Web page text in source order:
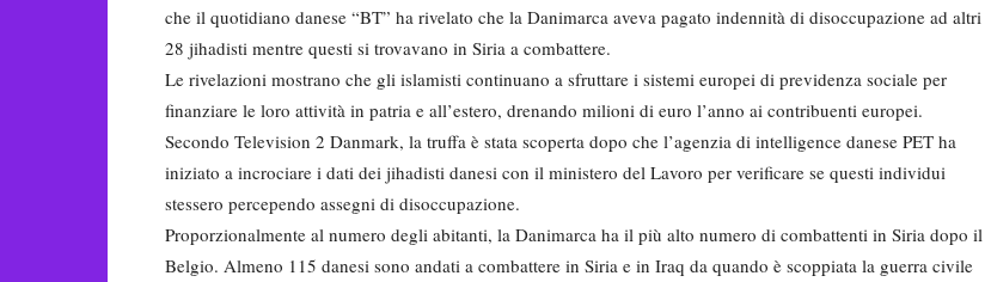
che il quotidiano danese “BT” ha rivelato che la Danimarca aveva pagato indennità di disoccupazione ad altri
28 jihadisti mentre questi si trovavano in Siria a combattere.
Le rivelazioni mostrano che gli islamisti continuano a sfruttare i sistemi europei di previdenza sociale per
finanziare le loro attività in patria e all’estero, drenando milioni di euro l’anno ai contribuenti europei.
Secondo Television 2 Danmark, la truffa è stata scoperta dopo che l’agenzia di intelligence danese PET ha
iniziato a incrociare i dati dei jihadisti danesi con il ministero del Lavoro per verificare se questi individui
stessero percependo assegni di disoccupazione.
Proporzionalmente al numero degli abitanti, la Danimarca ha il più alto numero di combattenti in Siria dopo il
Belgio. Almeno 115 danesi sono andati a combattere in Siria e in Iraq da quando è scoppiata la guerra civile